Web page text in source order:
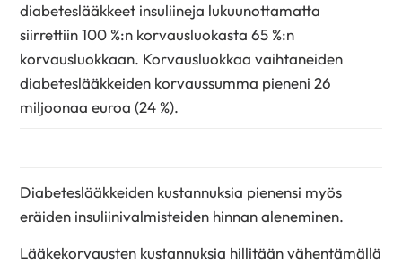
diabeteslääkkeet insuliineja lukuunottamatta
siirrettiin 100 %:n korvausluokasta 65 %:n
korvausluokkaan. Korvausluokkaa vaihtaneiden
diabeteslääkkeiden korvaussumma pieneni 26
miljoonaa euroa (24 %).
Diabeteslääkkeiden kustannuksia pienensi myös
eräiden insuliinivalmisteiden hinnan aleneminen.
Lääkekorvausten kustannuksia hillitään vähentämällä